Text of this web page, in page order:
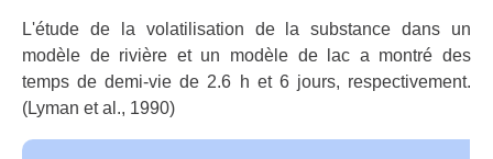
eau
L'étude de la volatilisation de la substance dans un
modèle de rivière et un modèle de lac a montré des
temps de demi-vie de 2.6 h et 6 jours, respectivement.
(Lyman et al., 1990)